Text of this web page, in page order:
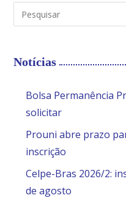
Notícias
Bolsa Permanência
solicitar
Prouni abre prazo
inscrição
Celpe-Bras 2026/2:
de agosto